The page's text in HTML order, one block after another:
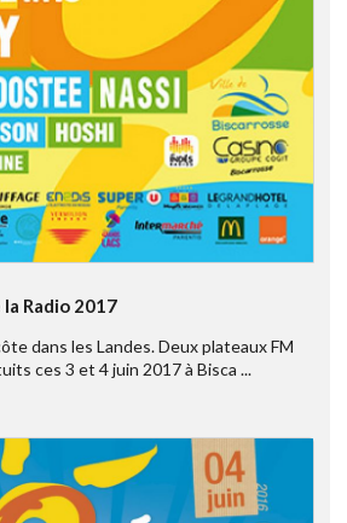
Radio 2017
dans les Landes. Deux plateaux FM
ces 3 et 4 juin 2017 à Bisca ...